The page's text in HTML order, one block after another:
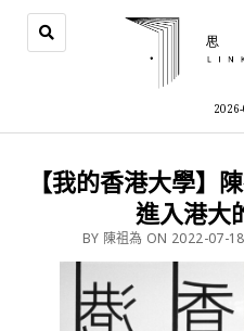
【我的香港大學
進入港大
BY 陳祖為 ON 2022-07-